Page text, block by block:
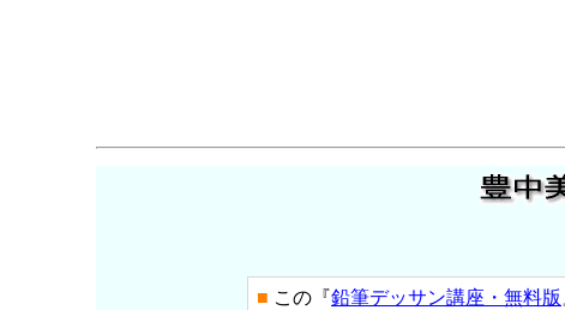
■ この『鉛筆デッサン講座・無料版